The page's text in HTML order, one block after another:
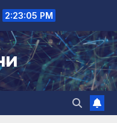
2:23:06 PM